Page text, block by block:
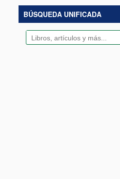
BÚSQUEDA UNIFICADA